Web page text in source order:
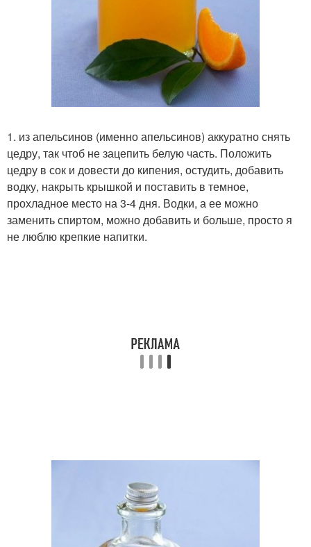
1. из апельсинов (именно апельсинов) аккуратно снять
цедру, так чтоб не зацепить белую часть. Положить
цедру в сок и довести до кипения, остудить, добавить
водку, накрыть крышкой и поставить в темное,
прохладное место на 3-4 дня. Водки, а ее можно
заменить спиртом, можно добавить и больше, просто я
не люблю крепкие напитки.